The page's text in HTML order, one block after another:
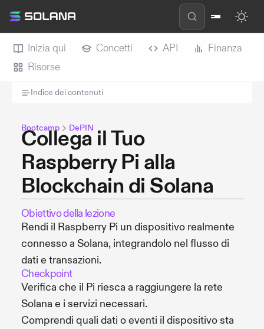
Inizia qui Concetti API
Finanza
Risorse
Indice dei contenuti
Bootcamp DePIN
Collega il Tuo
Raspberry Pi alla
Blockchain di Solana
Obiettivo della lezione
Rendi il Raspberry Pi un dispositivo realmente
connesso a Solana, integrandolo nel flusso di
dati e transazioni.
Checkpoint
Verifica che il Pi riesca a raggiungere la rete
Solana e i servizi necessari.
Comprendi quali dati o eventi il dispositivo sta